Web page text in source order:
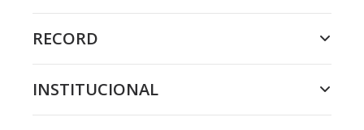
RECORD
INSTITUCIONAL